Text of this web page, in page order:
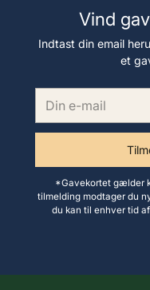
Vind
Indtast din email
et
*Gavekortet gælder
tilmelding modtager du
du kan til enhver tid